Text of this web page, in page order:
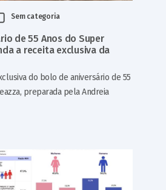
Sem categoria
de 55 Anos do Super
a receita exclusiva da
do bolo de aniversário de 55
preparada pela Andreia